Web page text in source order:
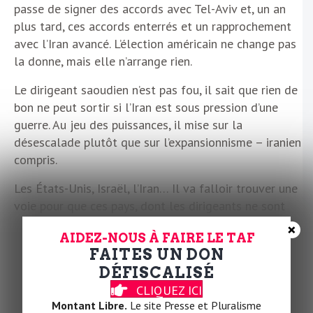
passe de signer des accords avec Tel-Aviv et, un an
plus tard, ces accords enterrés et un rapprochement
avec l’Iran avancé. L’élection américain ne change pas
la donne, mais elle n’arrange rien.
Le dirigeant saoudien n’est pas fou, il sait que rien de
bon ne peut sortir si l’Iran est sous pression d’une
guerre. Au jeu des puissances, il mise sur la
désescalade plutôt que sur l’expansionnisme – iranien
compris.
Les États-Unis, Israël, l’Iran… Il va falloir trouver une
voie pour que ces pays, dont les dirigeants ne sont
Ligue arabe et l’OCI ont un rôle prépondérant à jouer,
au-delà des grandes déclarations de principe. Pour
que les Palestiniens et les Libanais vivent au même
titre que les Israéliens.
AIDEZ-NOUS À FAIRE LE TAF
FAITES UN DON
DÉFISCALISÉ
CLIQUEZ ICI
Montant Libre. Le site Presse et Pluralisme
×